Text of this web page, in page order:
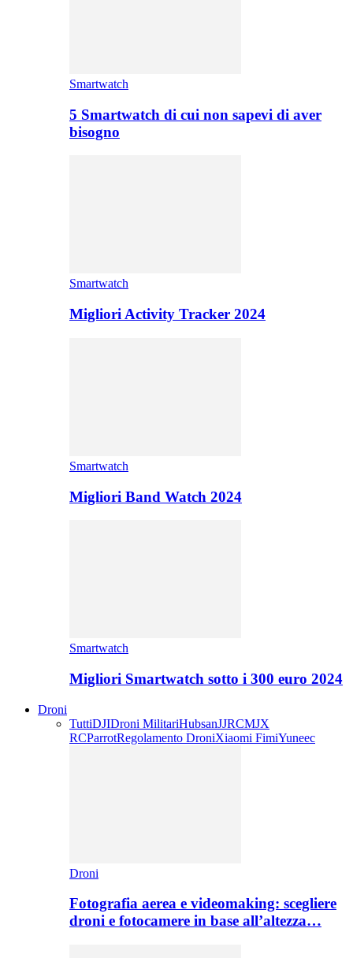
Smartwatch
5 Smartwatch di cui non sapevi di aver
bisogno
Smartwatch
Migliori Activity Tracker 2024
Smartwatch
Migliori Band Watch 2024
Smartwatch
Migliori Smartwatch sotto i 300 euro 2024
Droni
TuttiDJIDroni MilitariHubsanJJRCMJX
RCParrotRegolamento DroniXiaomi FimiYuneec
Droni
Fotografia aerea e videomaking: scegliere
droni e fotocamere in base all’altezza…